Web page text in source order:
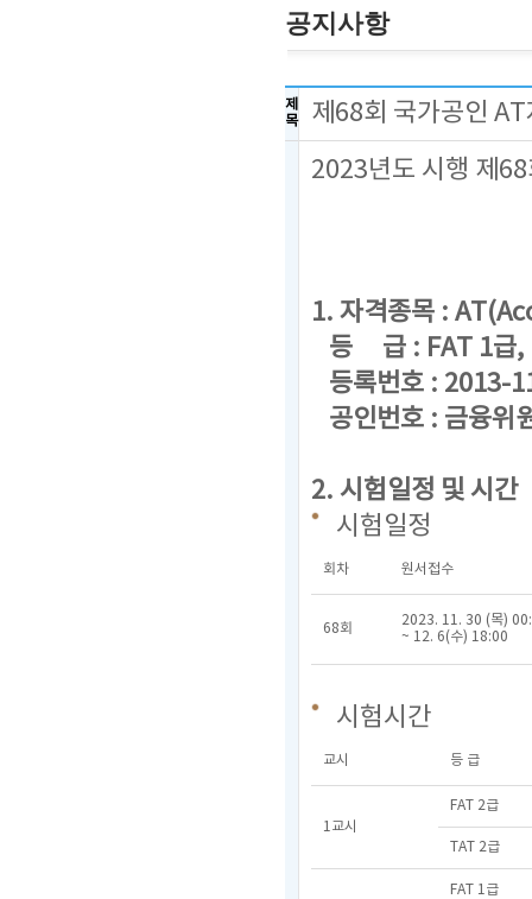
공지사항
제
목
제68회 국가공인
2023년도 시행 제
1. 자격종목 :
등 급 : FAT 1급,
등록번호 : 2013-
공인번호 : 금융위
2. 시험일정 및 시간
시험일정
회차 원서접수
68회
2023. 11. 30 (목)
~ 12. 6(수) 18:00
시험시간
교시 등 급
1교시
FAT 2급
TAT 2급
FAT 1급